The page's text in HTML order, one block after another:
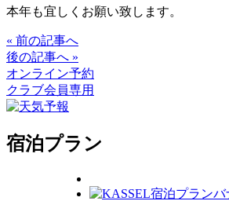
本年も宜しくお願い致します。
« 前の記事へ
後の記事へ »
オンライン予約
クラブ会員専用
宿泊プラン